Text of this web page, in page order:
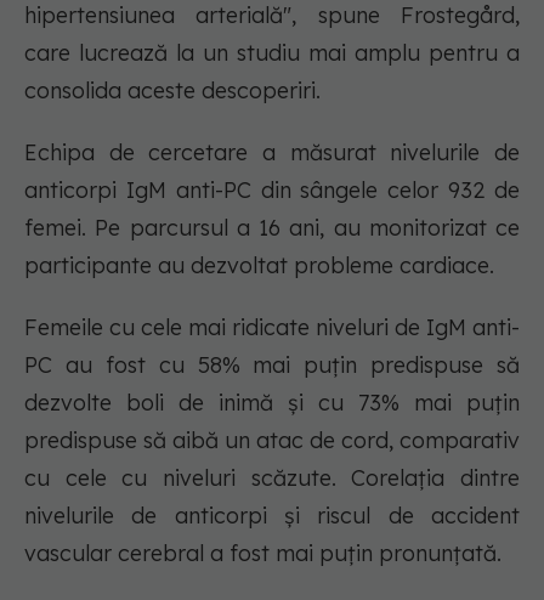
hipertensiunea arterială", spune Frostegård,
care lucrează la un studiu mai amplu pentru a
consolida aceste descoperiri.
Echipa de cercetare a măsurat nivelurile de
anticorpi IgM anti-PC din sângele celor 932 de
femei. Pe parcursul a 16 ani, au monitorizat ce
participante au dezvoltat probleme cardiace.
Femeile cu cele mai ridicate niveluri de IgM anti-
PC au fost cu 58% mai puțin predispuse să
dezvolte boli de inimă și cu 73% mai puțin
predispuse să aibă un atac de cord, comparativ
cu cele cu niveluri scăzute. Corelația dintre
nivelurile de anticorpi și riscul de accident
vascular cerebral a fost mai puțin pronunțată.